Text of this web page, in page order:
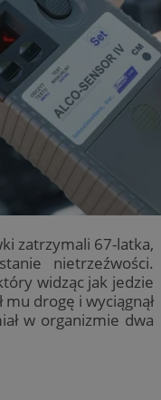
zatrzymali 67-latka,
nietrzeźwości.
widząc jak jedzie
mu drogę i wyciągnął
w organizmie dwa